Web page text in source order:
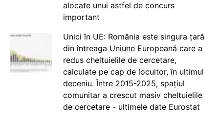
alocate unui astfel de concurs
important
Unici în UE: România este singura țară
din întreaga Uniune Europeană care a
redus cheltuielile de cercetare,
calculate pe cap de locuitor, în ultimul
deceniu. Între 2015-2025, spațiul
comunitar a crescut masiv cheltuielile
de cercetare - ultimele date Eurostat